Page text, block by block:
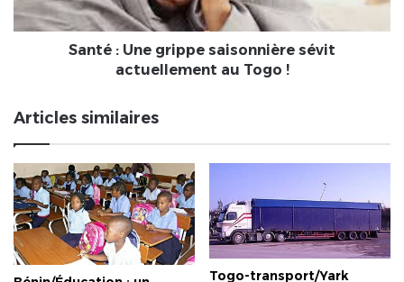
au
Togo
Santé : Une grippe saisonnière sévit
actuellement au Togo !
Articles similaires
Togo-transport/Yark